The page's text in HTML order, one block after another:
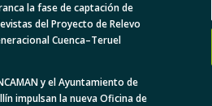
la fase de captación de
del Proyecto de Relevo
Cuenca–Teruel
y el Ayuntamiento de
impulsan la nueva Oficina de